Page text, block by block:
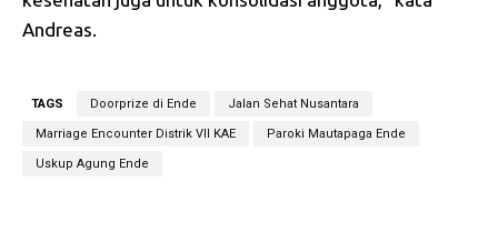
Andreas.
TAGS Doorprize di Ende Jalan Sehat Nusantara
Marriage Encounter Distrik VII KAE Paroki Mautapaga Ende
Uskup Agung Ende